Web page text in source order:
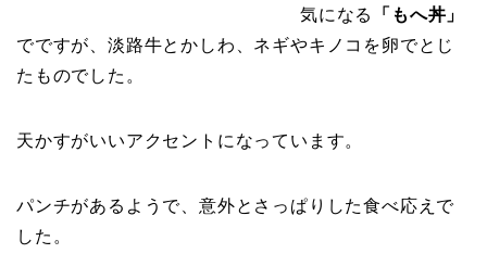
気になる
「もへ丼」
でですが、淡路牛とかしわ、ネギやキノコを卵でとじ
たものでした。
天かすがいいアクセントになっています。
パンチがあるようで、意外とさっぱりした食べ応えで
した。